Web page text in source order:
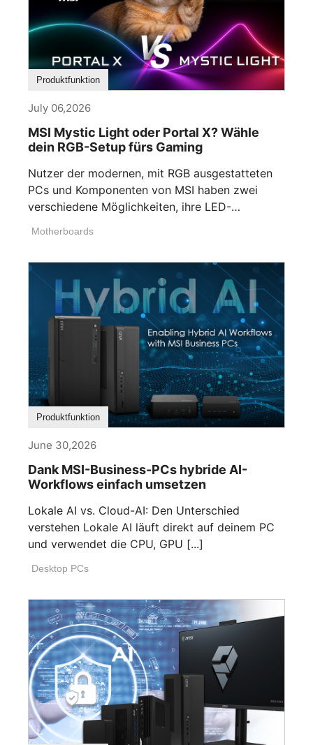
Produktfunktion
July 06,2026
MSI Mystic Light oder Portal X? Wähle
dein RGB-Setup fürs Gaming
Nutzer der modernen, mit RGB ausgestatteten
PCs und Komponenten von MSI haben zwei
verschiedene Möglichkeiten, ihre LED-
Motherboards
Produktfunktion
June 30,2026
Dank MSI-Business-PCs hybride AI-
Workflows einfach umsetzen
Lokale AI vs. Cloud-AI: Den Unterschied
verstehen Lokale AI läuft direkt auf deinem PC
und verwendet die CPU, GPU [...]
Desktop PCs